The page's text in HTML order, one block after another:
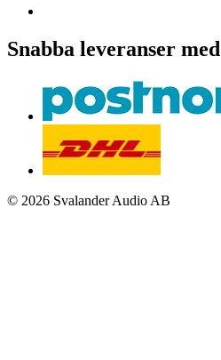
Snabba leveranser med
© 2026 Svalander Audio AB